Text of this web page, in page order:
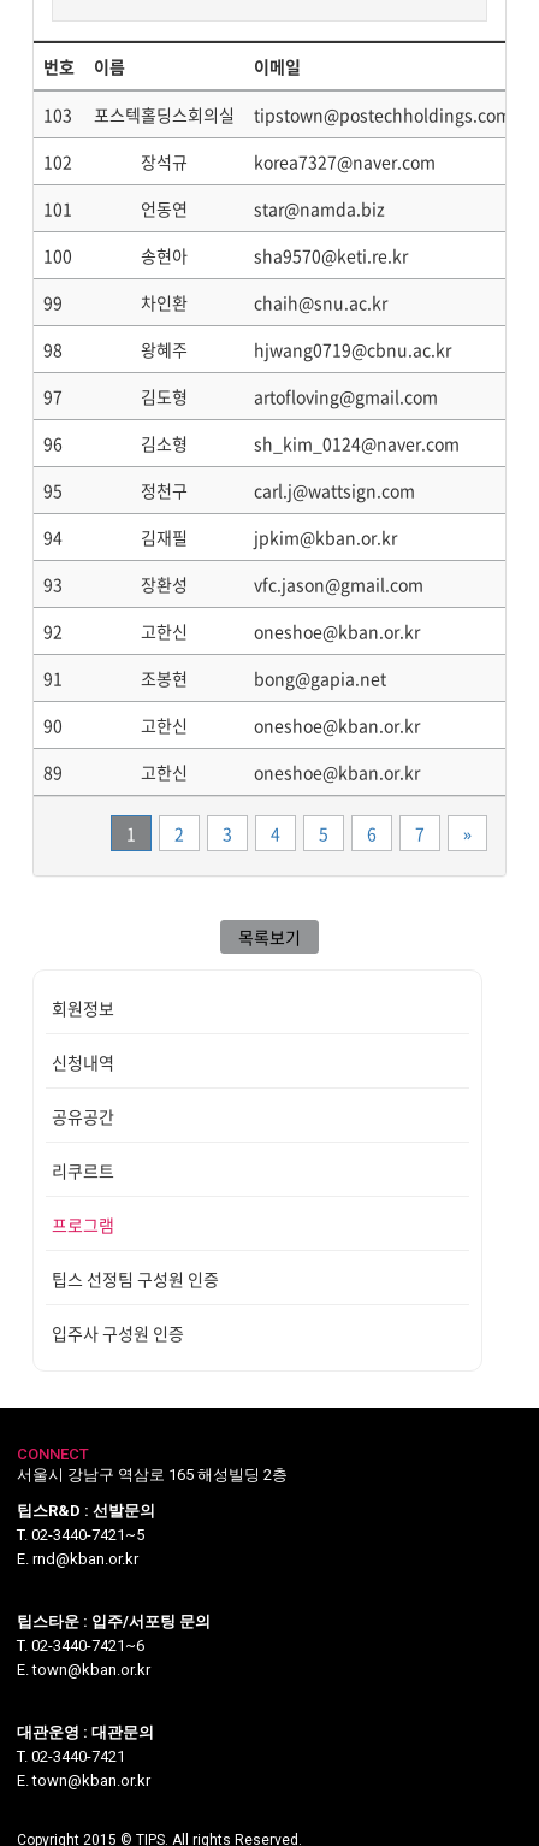
번호 이름 이메일
103
포스텍홀딩스회의실 tipstown@postechholdings.com
102
장석규 korea7327@naver.com
101
언동연 star@namda.biz
100
송현아 sha9570@keti.re.kr
99
차인환 chaih@snu.ac.kr
98
왕혜주 hjwang0719@cbnu.ac.kr
97
김도형 artofloving@gmail.com
96
김소형 sh_kim_0124@naver.com
95
정천구 carl.j@wattsign.com
94
김재필 jpkim@kban.or.kr
93
장환성 vfc.jason@gmail.com
92
고한신 oneshoe@kban.or.kr
91
조봉현 bong@gapia.net
90
고한신 oneshoe@kban.or.kr
89
고한신 oneshoe@kban.or.kr
1 2 3 4 5 6 7 »끝
목록보기
회원정보
신청내역
공유공간
리쿠르트
프로그램
팁스 선정팀 구성원 인증
입주사 구성원 인증
CONNECT
서울시 강남구 역삼로 165 해성빌딩 2층
팁스R&D : 선발문의
T. 02-3440-7421~5
E. rnd@kban.or.kr
팁스타운 : 입주/서포팅 문의
T. 02-3440-7421~6
E. town@kban.or.kr
대관운영 : 대관문의
T. 02-3440-7421
E. town@kban.or.kr
Copyright 2015 © TIPS. All rights Reserved.